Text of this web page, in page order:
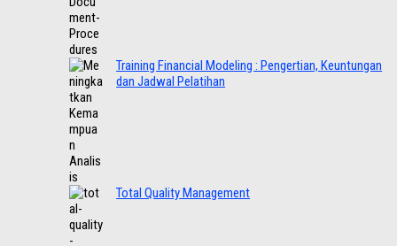
Training Financial Modeling : Pengertian, Keuntungan
dan Jadwal Pelatihan
Total Quality Management